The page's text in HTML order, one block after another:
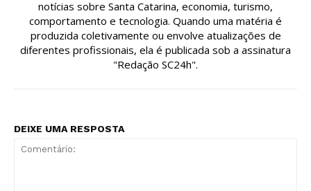
notícias sobre Santa Catarina, economia, turismo,
comportamento e tecnologia. Quando uma matéria é
produzida coletivamente ou envolve atualizações de
diferentes profissionais, ela é publicada sob a assinatura
"Redação SC24h".
DEIXE UMA RESPOSTA